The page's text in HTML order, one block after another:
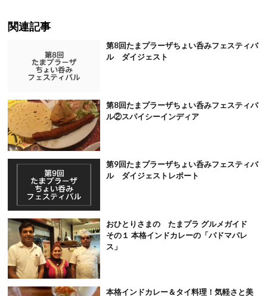
関連記事
第8回たまプラーザちょい呑みフェスティバ
ル ダイジェスト
第8回たまプラーザちょい呑みフェスティバ
ル②スパイシーインディア
第9回たまプラーザちょい呑みフェスティバ
ル ダイジェストレポート
おひとりさまの たまプラ グルメガイド
その１ 本格インドカレーの「パドマパレ
ス」
本格インドカレー＆タイ料理！気軽さと美